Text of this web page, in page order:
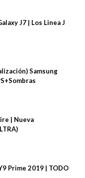
J7 | Los Linea J
Samsung
| Nueva
Prime 2019 | TODO